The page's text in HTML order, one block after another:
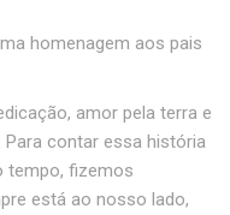
homenagem aos pais
amor pela terra e
contar essa história
tempo, fizemos
está ao nosso lado,